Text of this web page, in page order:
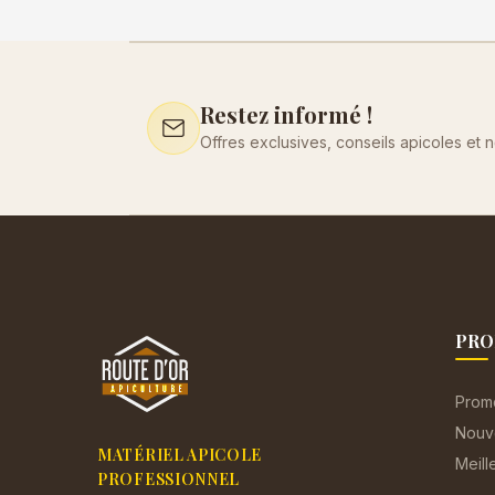
Restez informé !
Offres exclusives, conseils apicoles et
MATÉRIEL APICOLE
PROFESSIONNEL